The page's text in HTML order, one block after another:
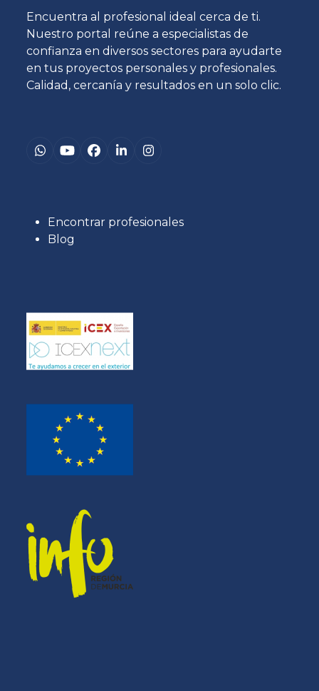
Encuentra al profesional ideal cerca de ti.
Nuestro portal reúne a especialistas de
confianza en diversos sectores para ayudarte
en tus proyectos personales y profesionales.
Calidad, cercanía y resultados en un solo clic.
Whatsapp
YouTubeFacebook
LinkedInInstagram
Encontrar profesionales
Blog